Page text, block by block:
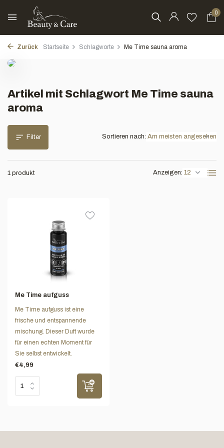
0
Zurück Startseite Schlagworte Me Time sauna aroma
Artikel mit Schlagwort Me Time sauna
aroma
Filter
1 produkt Anzeigen:
Sortieren nach:
Me Time aufguss
Me Time aufguss ist eine
frische und entspannende
mischung. Dieser Duft wurde
für einen echten Moment für
Sie selbst entwickelt.
€4,99